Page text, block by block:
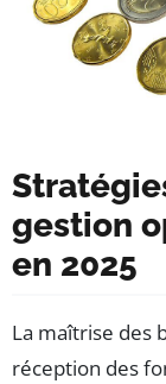
gestion
en 2025
La maîtrise des
réception des